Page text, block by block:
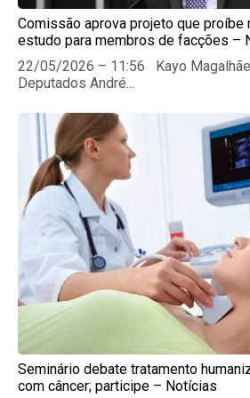
Comissão aprova projeto que proíbe
estudo para membros de facções –
22/05/2026 – 11:56 Kayo
Deputados André...
Seminário debate tratamento
com câncer; participe – Notícias